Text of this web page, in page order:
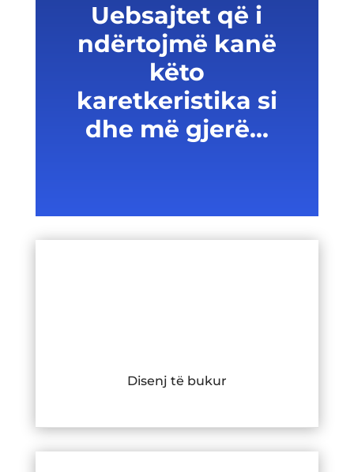
Uebsajtet që i
ndërtojmë kanë
këto
karetkeristika si
dhe më gjerë...
Disenj të bukur